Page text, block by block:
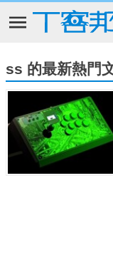
ss 的最新熱門